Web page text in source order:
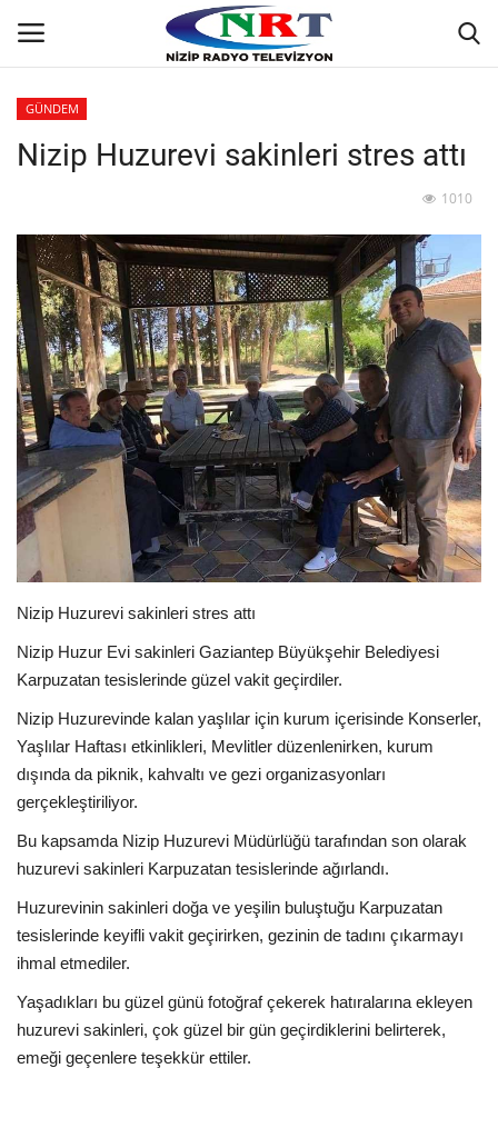
Ana
Asayiş
Siyaset
Ekonomi
Yaşam
Spor
EĞİTİM
Resmiilan
GÜNDEM
Nizip Huzurevi sakinleri stres attı
1010
Nizip Huzurevi sakinleri stres attı
Nizip Huzur Evi sakinleri Gaziantep Büyükşehir Belediyesi
Karpuzatan tesislerinde güzel vakit geçirdiler.
Nizip Huzurevinde kalan yaşlılar için kurum içerisinde Konserler,
Yaşlılar Haftası etkinlikleri, Mevlitler düzenlenirken, kurum
dışında da piknik, kahvaltı ve gezi organizasyonları
gerçekleştiriliyor.
Bu kapsamda Nizip Huzurevi Müdürlüğü tarafından son olarak
huzurevi sakinleri Karpuzatan tesislerinde ağırlandı.
Huzurevinin sakinleri doğa ve yeşilin buluştuğu Karpuzatan
tesislerinde keyifli vakit geçirirken, gezinin de tadını çıkarmayı
ihmal etmediler.
Yaşadıkları bu güzel günü fotoğraf çekerek hatıralarına ekleyen
huzurevi sakinleri, çok güzel bir gün geçirdiklerini belirterek,
emeği geçenlere teşekkür ettiler.